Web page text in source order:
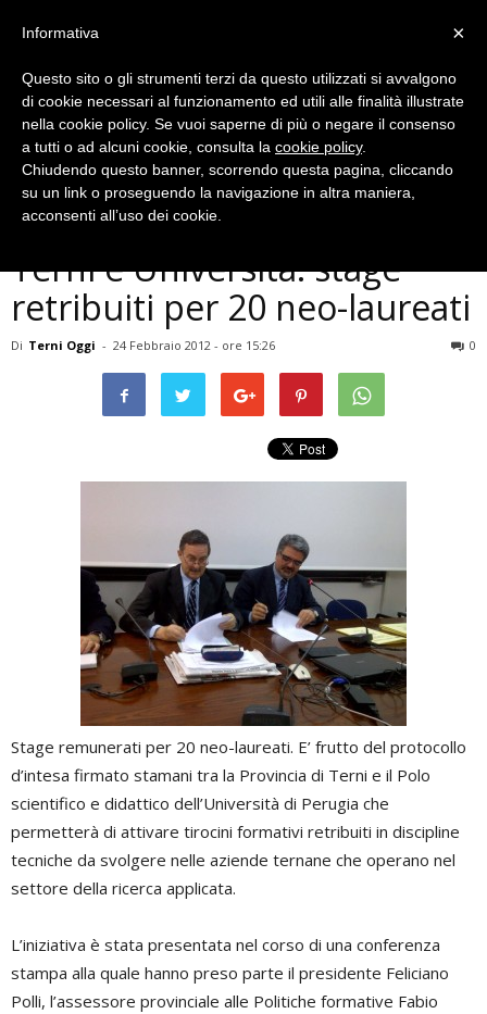
Economia
Accordo tra Provincia di
Terni e Università: stage
retribuiti per 20 neo-laureati
Di Terni Oggi - 24 Febbraio 2012 - ore 15:26 0
Stage remunerati per 20 neo-laureati. E’ frutto del protocollo
d’intesa firmato stamani tra la Provincia di Terni e il Polo
scientifico e didattico dell’Università di Perugia che
permetterà di attivare tirocini formativi retribuiti in discipline
tecniche da svolgere nelle aziende ternane che operano nel
settore della ricerca applicata.
L’iniziativa è stata presentata nel corso di una conferenza
stampa alla quale hanno preso parte il presidente Feliciano
Polli, l’assessore provinciale alle Politiche formative Fabio
×
Informativa
Questo sito o gli strumenti terzi da questo utilizzati si avvalgono
di cookie necessari al funzionamento ed utili alle finalità illustrate
nella cookie policy. Se vuoi saperne di più o negare il consenso
a tutti o ad alcuni cookie, consulta la cookie policy.
Chiudendo questo banner, scorrendo questa pagina, cliccando
su un link o proseguendo la navigazione in altra maniera,
acconsenti all’uso dei cookie.